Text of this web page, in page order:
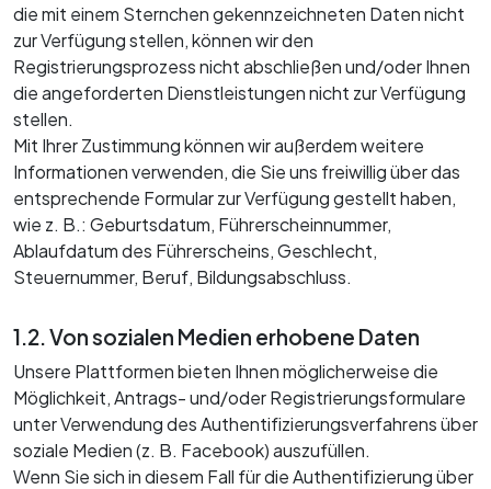
die mit einem Sternchen gekennzeichneten Daten nicht
zur Verfügung stellen, können wir den
Registrierungsprozess nicht abschließen und/oder Ihnen
die angeforderten Dienstleistungen nicht zur Verfügung
stellen.
Mit Ihrer Zustimmung können wir außerdem weitere
Informationen verwenden, die Sie uns freiwillig über das
entsprechende Formular zur Verfügung gestellt haben,
wie z. B.: Geburtsdatum, Führerscheinnummer,
Ablaufdatum des Führerscheins, Geschlecht,
Steuernummer, Beruf, Bildungsabschluss.
1.2. Von sozialen Medien erhobene Daten
Unsere Plattformen bieten Ihnen möglicherweise die
Möglichkeit, Antrags- und/oder Registrierungsformulare
unter Verwendung des Authentifizierungsverfahrens über
soziale Medien (z. B. Facebook) auszufüllen.
Wenn Sie sich in diesem Fall für die Authentifizierung über